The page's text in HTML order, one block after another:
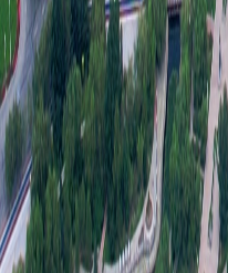
保障
培训
别确
公开
员审
护好